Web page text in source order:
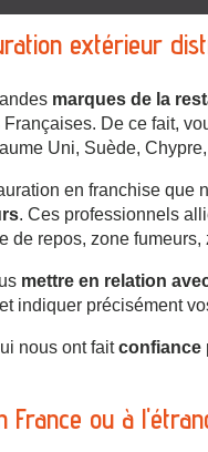
extérieur
marques de la
De ce fait,
Uni, Suède,
en franchise
. Ces professionnels
de repos, zone fumeurs,
mettre en relation
et indiquer précisément
nous ont faitconfiance
France ou à